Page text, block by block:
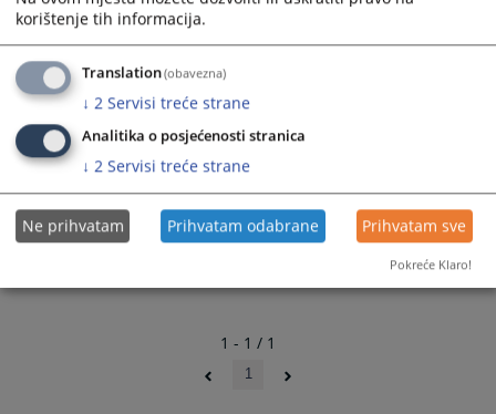
Zemljišnoknjižna kancelarija u rekonstruisanoj zgradi u
ulici Titova bb Gradačac.
1 - 1 / 1
1
korištenje tih informacija.
Translation(obavezna)
↓ 2 Servisi treće strane
Analitika o posjećenosti stranica
↓ 2 Servisi treće strane
Ne prihvatam Prihvatam odabrane Prihvatam sve
Pokreće Klaro!